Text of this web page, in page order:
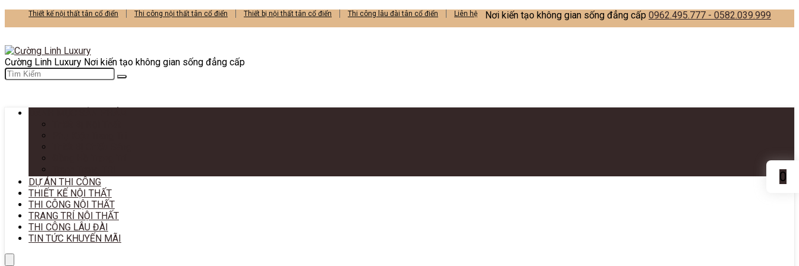
Thiết kế nội thất tân cổ điển Thi công nội thất tân cổ điển Thiết bị nội thất tân cổ điển Thi công lâu đài tân cổ điển Liên hệ Nơi kiến tạo không gian sống đẳng cấp 0962.495.777 - 0582.039.999
Cường Linh Luxury Nơi kiến tạo không gian sống đẳng cấp
DỰ ÁN THI CÔNG
THIẾT KẾ NỘI THẤT
THI CÔNG NỘI THẤT
TRANG TRÍ NỘI THẤT
THI CÔNG LÂU ĐÀI
TIN TỨC KHUYẾN MÃI
0